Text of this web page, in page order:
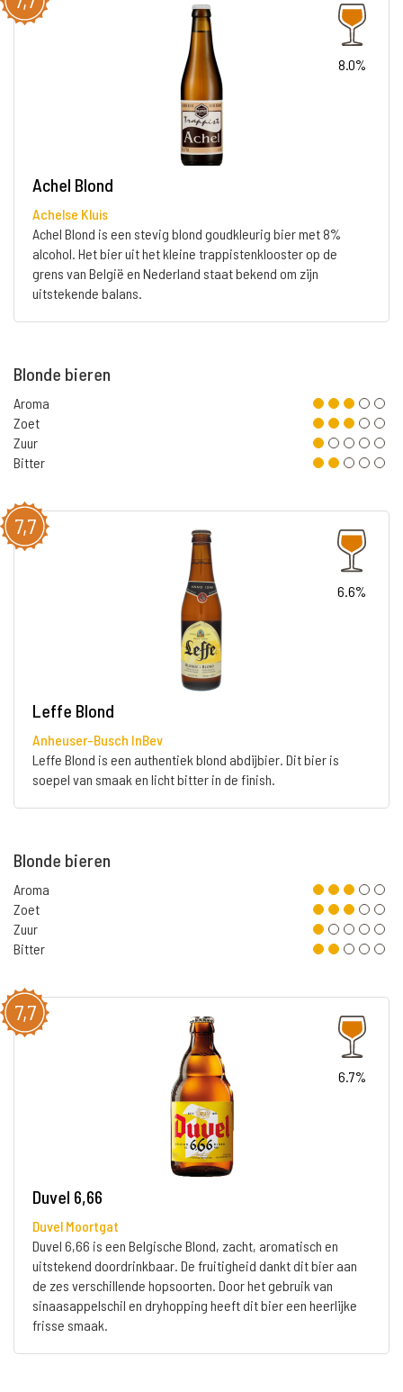
8.0%
Achel Blond
Achelse Kluis
Achel Blond is een stevig blond goudkleurig bier met 8%
alcohol. Het bier uit het kleine trappistenklooster op de
grens van België en Nederland staat bekend om zijn
uitstekende balans.
Blonde bieren
Aroma
Zoet
Zuur
Bitter
7,7
6.6%
Leffe Blond
Anheuser-Busch InBev
Leffe Blond is een authentiek blond abdijbier. Dit bier is
soepel van smaak en licht bitter in de finish.
Blonde bieren
Aroma
Zoet
Zuur
Bitter
7,7
6.7%
Duvel 6,66
Duvel Moortgat
Duvel 6,66 is een Belgische Blond, zacht, aromatisch en
uitstekend doordrinkbaar. De fruitigheid dankt dit bier aan
de zes verschillende hopsoorten. Door het gebruik van
sinaasappelschil en dryhopping heeft dit bier een heerlijke
frisse smaak.